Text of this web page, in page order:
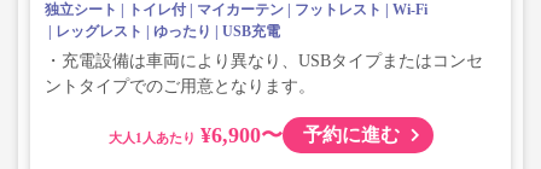
独立シート トイレ付 マイカーテン フットレスト
Wi-Fi
レッグレスト
ゆったり USB充電
・充電設備は車両により異なり、USBタイプまたはコンセ
ントタイプでのご用意となります。
大人 ¥6,900〜 予約に進む